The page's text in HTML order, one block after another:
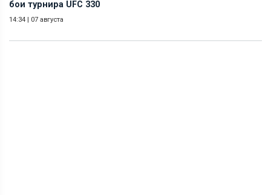
бои турнира UFC 330
14:34 | 07 августа